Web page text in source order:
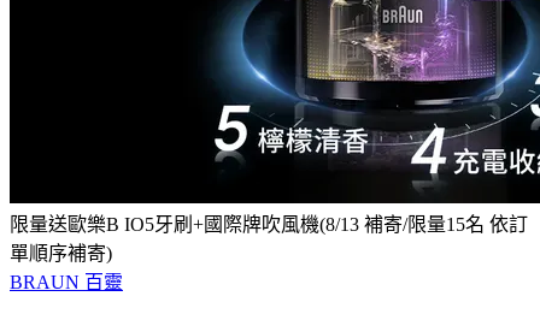
限量送歐樂B IO5牙刷+國際牌吹風機(8/13 補寄/限量15名 依訂
單順序補寄)
BRAUN 百靈